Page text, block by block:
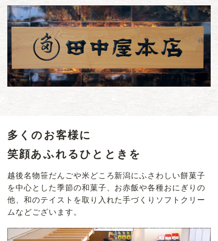
多くのお客様に
笑顔あふれるひとときを
越後名物笹だんごや米どころ新潟にふさわしい餅菓子
を中心とした季節の和菓子、お赤飯や各種おにぎりの
他、和のテイストを取り入れた手づくりソフトクリー
ムなどございます。